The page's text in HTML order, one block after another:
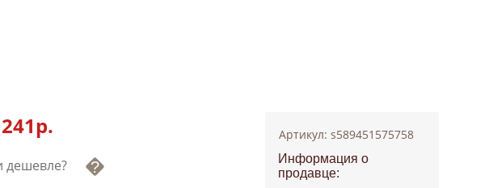
р. Артикул: s589451575758
Информация о
продавце: